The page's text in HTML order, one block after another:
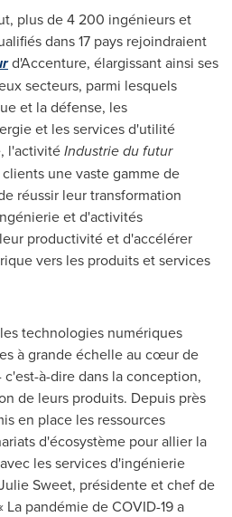
plus de 4 200 ingénieurs et
dans 17 pays rejoindraient
d'Accenture, élargissant ainsi ses
secteurs, parmi lesquels
et la défense, les
et les services d'utilité
l'activitéIndustrie du futur
une vaste gamme de
réussir leur transformation
et d'activités
productivité et d'accélérer
vers les produits et services
technologies numériques
à grande échelle au cœur de
à-dire dans la conception,
de leurs produits. Depuis près
en place les ressources
d'écosystème pour allier la
les services d'ingénierie
Sweet, présidente et chef de
pandémie de COVID-19 a